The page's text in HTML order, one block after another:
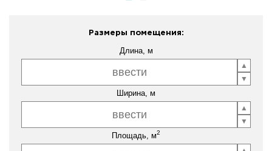
Размеры помещения:
Длина, м
Ширина, м
Площадь, м2